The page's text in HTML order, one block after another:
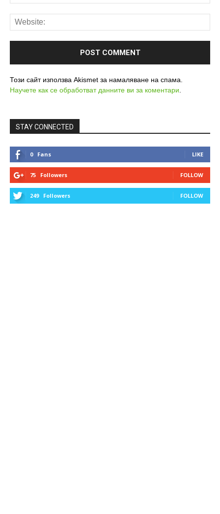
Този сайт използва Akismet за намаляване на спама.
Научете как се обработват данните ви за коментари
STAY CONNECTED
0 Fans LIKE
75 Followers FOLLOW
249 Followers FOLLOW